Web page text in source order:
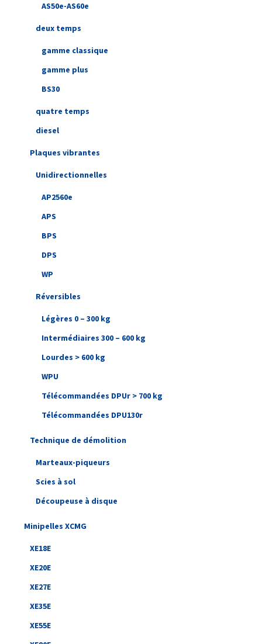
AS50e-AS60e
deux temps
gamme classique
gamme plus
BS30
quatre temps
diesel
Plaques vibrantes
Unidirectionnelles
AP2560e
APS
BPS
DPS
WP
Réversibles
Légères 0 – 300 kg
Intermédiaires 300 – 600 kg
Lourdes > 600 kg
WPU
Télécommandées DPUr > 700 kg
Télécommandées DPU130r
Technique de démolition
Marteaux-piqueurs
Scies à sol
Découpeuse à disque
Minipelles XCMG
XE18E
XE20E
XE27E
XE35E
XE55E